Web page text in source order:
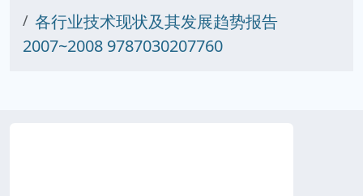
各行业技术现状及其发展趋势报告
2007~2008 9787030207760